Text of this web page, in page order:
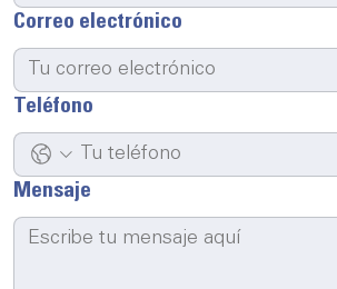
Correo electrónico
Teléfono
Mensaje